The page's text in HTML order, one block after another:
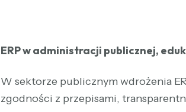
ERP w administracji publicznej,
W sektorze publicznym wdrożenia
zgodności z przepisami,